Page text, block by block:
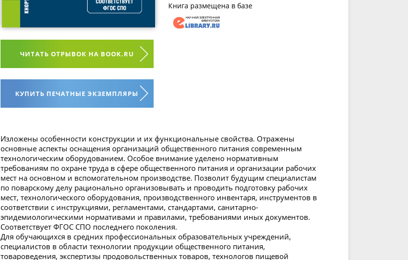
ЧИТАТЬ ОТРЫВОК НА BOOK.RU
КУПИТЬ ПЕЧАТНЫЕ ЭКЗЕМПЛЯРЫ
Книга размещена в базе
Изложены особенности конструкции и их функциональные свойства. Отражены
основные аспекты оснащения организаций общественного питания современным
технологическим оборудованием. Особое внимание уделено нормативным
требованиям по охране труда в сфере общественного питания и организации рабочих
мест на основном и вспомогательном производстве. Позволит будущим специалистам
по поварскому делу рационально организовывать и проводить подготовку рабочих
мест, технологического оборудования, производственного инвентаря, инструментов в
соответствии с инструкциями, регламентами, стандартами, санитарно-
эпидемиологическими нормативами и правилами, требованиями иных документов.
Соответствует ФГОС СПО последнего поколения.
Для обучающихся в средних профессиональных образовательных учреждений,
специалистов в области технологии продукции общественного питания,
товароведения, экспертизы продовольственных товаров, технологов пищевой